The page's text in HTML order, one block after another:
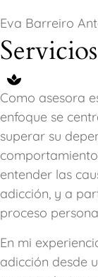
Eva Barreiro
Como asesora
enfoque se
superar su
entender las
adicción, y a
proceso
En mi
adicción desde